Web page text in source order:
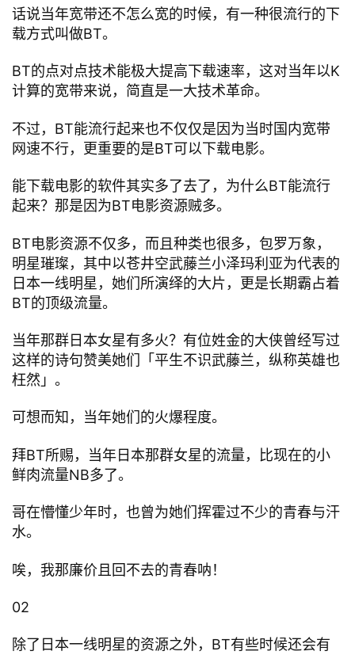
话说当年宽带还不怎么宽的时候，有一种很流行的下
载方式叫做BT。
BT的点对点技术能极大提高下载速率，这对当年以K
计算的宽带来说，简直是一大技术革命。
不过，BT能流行起来也不仅仅是因为当时国内宽带
网速不行，更重要的是BT可以下载电影。
能下载电影的软件其实多了去了，为什么BT能流行
起来？那是因为BT电影资源贼多。
BT电影资源不仅多，而且种类也很多，包罗万象，
明星璀璨，其中以苍井空武藤兰小泽玛利亚为代表的
日本一线明星，她们所演绎的大片，更是长期霸占着
BT的顶级流量。
当年那群日本女星有多火？有位姓金的大侠曾经写过
这样的诗句赞美她们「平生不识武藤兰，纵称英雄也
枉然」。
可想而知，当年她们的火爆程度。
拜BT所赐，当年日本那群女星的流量，比现在的小
鲜肉流量NB多了。
哥在懵懂少年时，也曾为她们挥霍过不少的青春与汗
水。
唉，我那廉价且回不去的青春呐！
02
除了日本一线明星的资源之外，BT有些时候还会有